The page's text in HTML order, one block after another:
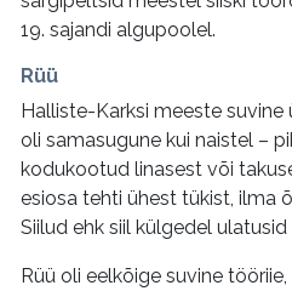
19. sajandi algupoolel.
Rüü
Halliste-Karksi meeste suvine
oli samasugune kui naistel –
kodukootud linasest või
esiosa tehti ühest tükist, ilma
Siilud ehk siil külgedel
Rüü oli eelkõige suvine